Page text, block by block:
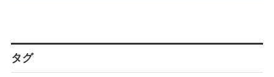
タグ